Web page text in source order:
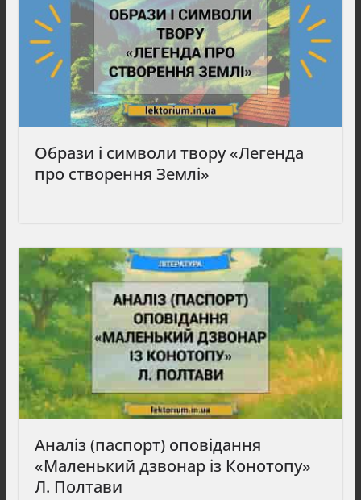
Образи і символи твору «Легенда
про створення Землі»
Аналіз (паспорт) оповідання
«Маленький дзвонар із Конотопу»
Л. Полтави